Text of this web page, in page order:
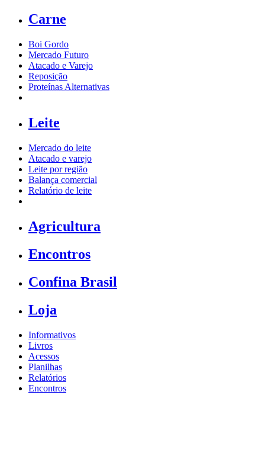
Carne
Boi Gordo
Mercado Futuro
Atacado e Varejo
Reposição
Proteínas Alternativas
Leite
Mercado do leite
Atacado e varejo
Leite por região
Balança comercial
Relatório de leite
Agricultura
Encontros
Confina Brasil
Loja
Informativos
Livros
Acessos
Planilhas
Relatórios
Encontros